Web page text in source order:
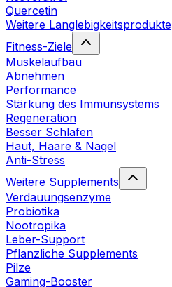
Quercetin
Weitere Langlebigkeitsprodukte
Fitness-Ziele
Muskelaufbau
Abnehmen
Performance
Stärkung des Immunsystems
Regeneration
Besser Schlafen
Haut, Haare & Nägel
Anti-Stress
Weitere Supplements
Verdauungsenzyme
Probiotika
Nootropika
Leber-Support
Pflanzliche Supplements
Pilze
Gaming-Booster